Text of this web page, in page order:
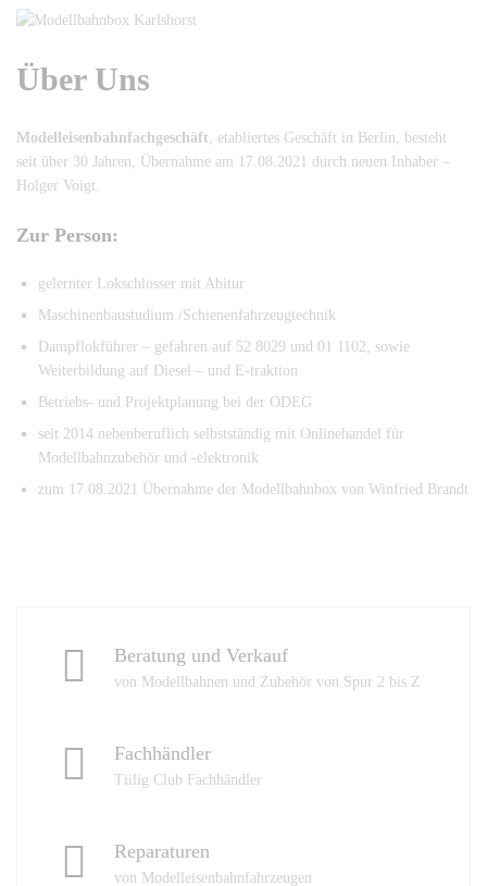
Über Uns
Modelleisenbahnfachgeschäft , etabliertes Geschäft in Berlin, besteht
seit über 30 Jahren, Übernahme am 17.08.2021 durch neuen Inhaber –
Holger Voigt.
Zur Person:
gelernter Lokschlosser mit Abitur
Maschinenbaustudium /Schienenfahrzeugtechnik
Dampflokführer – gefahren auf 52 8029 und 01 1102, sowie
Weiterbildung auf Diesel – und E-traktion
Betriebs- und Projektplanung bei der ODEG
seit 2014 nebenberuflich selbstständig mit Onlinehandel für
Modellbahnzubehör und -elektronik
zum 17.08.2021 Übernahme der Modellbahnbox von Winfried Brandt
Beratung und Verkauf
von Modellbahnen und Zubehör von Spur 2 bis Z
Fachhändler
Tiilig Club Fachhändler
Reparaturen
von Modelleisenbahnfahrzeugen